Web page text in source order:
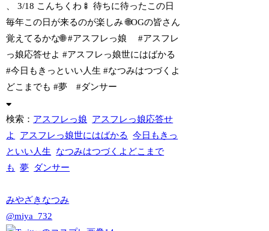
、 3/18 こんちくわ🍢 待ちに待ったこの日
毎年この日が来るのが楽しみ🌐OGの皆さん
覚えてるかな🌐 #アスフレっ娘 #アスフレ
っ娘応答せよ #アスフレっ娘世にはばかる
#今日もきっといい人生 #なつみはつづくよ
どこまでも #夢 #ダンサー
検索： アスフレっ娘
アスフレっ娘応答せ
よ
アスフレっ娘世にはばかる
今日もきっ
といい人生
なつみはつづくよどこまで
も
夢 ダンサー
みやざきなつみ
@miya_732